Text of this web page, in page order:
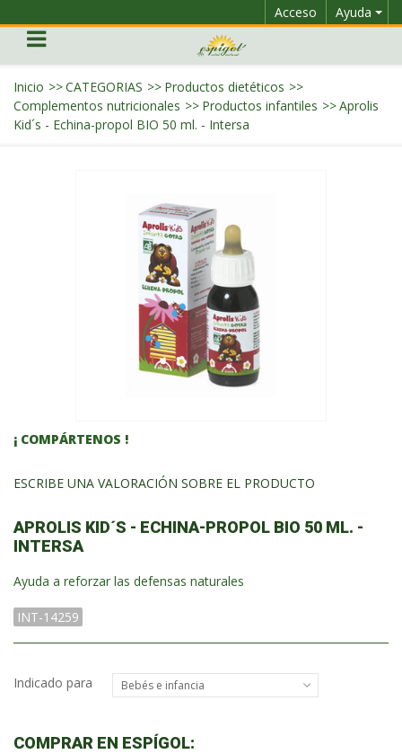
Ayuda
Acceso
Inicio >>CATEGORIAS >> Productos dietéticos >>
Complementos nutricionales >> Productos infantiles >>Aprolis
Kid´s - Echina-propol BIO 50 ml. - Intersa
¡ COMPÁRTENOS !
ESCRIBE UNA VALORACIÓN SOBRE EL PRODUCTO
APROLIS KID´S - ECHINA-PROPOL BIO 50 ML. -
INTERSA
Ayuda a reforzar las defensas naturales
INT-14259
Indicado para Bebés e infancia
COMPRAR EN ESPÍGOL: